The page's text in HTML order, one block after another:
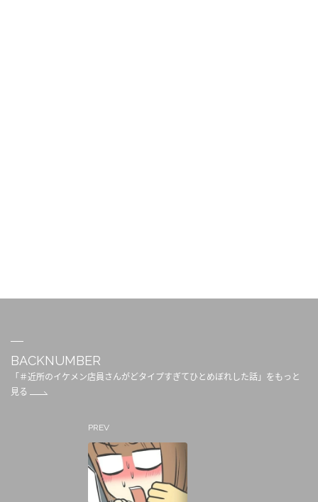
BACKNUMBER
「＃近所のイケメン店員さんがどタイプすぎてひとめぼれした話」をもっと
見る
PREV